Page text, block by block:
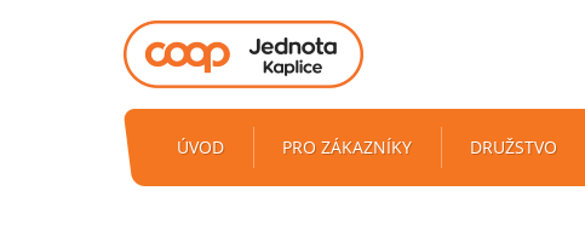
ÚVOD PRO ZÁKAZNÍKY DRUŽSTVO